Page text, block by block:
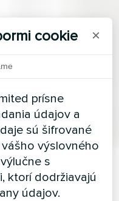
cookie ×
prísne
údajov a
sú šifrované
výslovného
s
ktorí dodržiavajú
údajov.